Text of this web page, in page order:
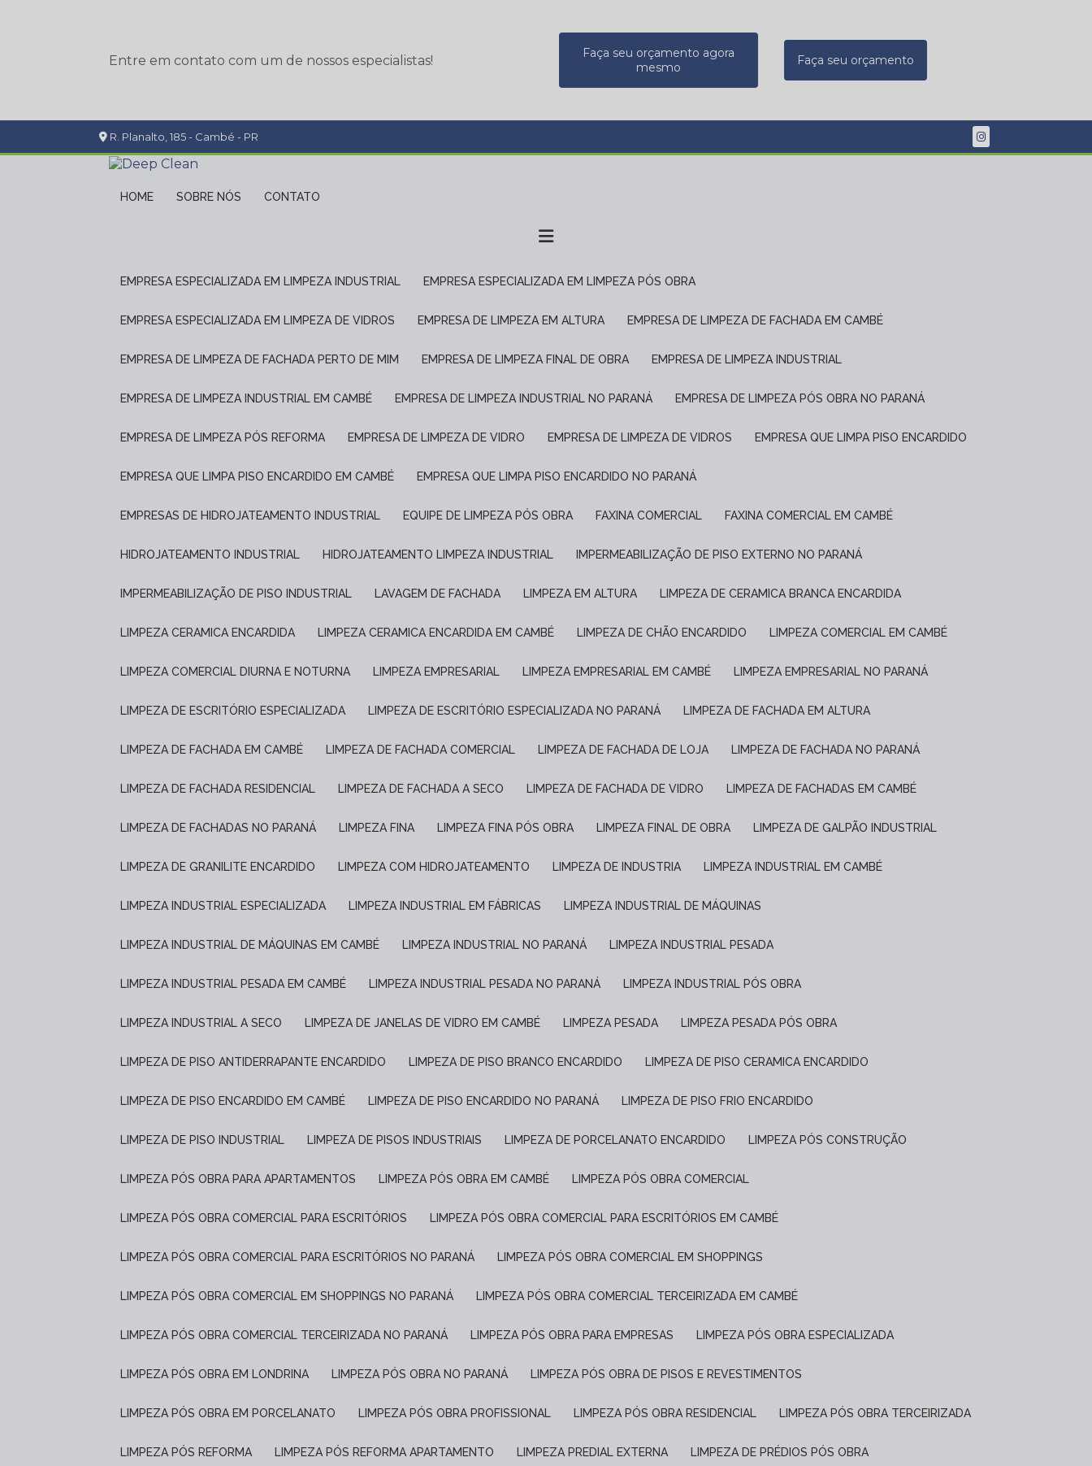
Entre em contato com um de nossos especialistas!
Faça seu orçamento agora
mesmo
Faça seu orçamento
R. Planalto, 185 - Cambé - PR
HOME SOBRE NÓS CONTATO
EMPRESA ESPECIALIZADA EM LIMPEZA INDUSTRIAL EMPRESA ESPECIALIZADA EM LIMPEZA PÓS OBRA
EMPRESA ESPECIALIZADA EM LIMPEZA DE VIDROS EMPRESA DE LIMPEZA EM ALTURA EMPRESA DE LIMPEZA DE FACHADA EM CAMBÉ
EMPRESA DE LIMPEZA DE FACHADA PERTO DE MIM EMPRESA DE LIMPEZA FINAL DE OBRA EMPRESA DE LIMPEZA INDUSTRIAL
EMPRESA DE LIMPEZA INDUSTRIAL EM CAMBÉ EMPRESA DE LIMPEZA INDUSTRIAL NO PARANÁ EMPRESA DE LIMPEZA PÓS OBRA NO PARANÁ
EMPRESA DE LIMPEZA PÓS REFORMA EMPRESA DE LIMPEZA DE VIDRO EMPRESA DE LIMPEZA DE VIDROS EMPRESA QUE LIMPA PISO ENCARDIDO
EMPRESA QUE LIMPA PISO ENCARDIDO EM CAMBÉ EMPRESA QUE LIMPA PISO ENCARDIDO NO PARANÁ
EMPRESAS DE HIDROJATEAMENTO INDUSTRIAL EQUIPE DE LIMPEZA PÓS OBRA FAXINA COMERCIAL FAXINA COMERCIAL EM CAMBÉ
HIDROJATEAMENTO INDUSTRIAL HIDROJATEAMENTO LIMPEZA INDUSTRIAL IMPERMEABILIZAÇÃO DE PISO EXTERNO NO PARANÁ
IMPERMEABILIZAÇÃO DE PISO INDUSTRIAL LAVAGEM DE FACHADA LIMPEZA EM ALTURA LIMPEZA DE CERAMICA BRANCA ENCARDIDA
LIMPEZA CERAMICA ENCARDIDA LIMPEZA CERAMICA ENCARDIDA EM CAMBÉ LIMPEZA DE CHÃO ENCARDIDO LIMPEZA COMERCIAL EM CAMBÉ
LIMPEZA COMERCIAL DIURNA E NOTURNA LIMPEZA EMPRESARIAL LIMPEZA EMPRESARIAL EM CAMBÉ LIMPEZA EMPRESARIAL NO PARANÁ
LIMPEZA DE ESCRITÓRIO ESPECIALIZADA LIMPEZA DE ESCRITÓRIO ESPECIALIZADA NO PARANÁ LIMPEZA DE FACHADA EM ALTURA
LIMPEZA DE FACHADA EM CAMBÉ LIMPEZA DE FACHADA COMERCIAL LIMPEZA DE FACHADA DE LOJA LIMPEZA DE FACHADA NO PARANÁ
LIMPEZA DE FACHADA RESIDENCIAL LIMPEZA DE FACHADA A SECO LIMPEZA DE FACHADA DE VIDRO LIMPEZA DE FACHADAS EM CAMBÉ
LIMPEZA DE FACHADAS NO PARANÁ LIMPEZA FINA LIMPEZA FINA PÓS OBRA LIMPEZA FINAL DE OBRA LIMPEZA DE GALPÃO INDUSTRIAL
LIMPEZA DE GRANILITE ENCARDIDO LIMPEZA COM HIDROJATEAMENTO LIMPEZA DE INDUSTRIA LIMPEZA INDUSTRIAL EM CAMBÉ
LIMPEZA INDUSTRIAL ESPECIALIZADA LIMPEZA INDUSTRIAL EM FÁBRICAS LIMPEZA INDUSTRIAL DE MÁQUINAS
LIMPEZA INDUSTRIAL DE MÁQUINAS EM CAMBÉ LIMPEZA INDUSTRIAL NO PARANÁ LIMPEZA INDUSTRIAL PESADA
LIMPEZA INDUSTRIAL PESADA EM CAMBÉ LIMPEZA INDUSTRIAL PESADA NO PARANÁ LIMPEZA INDUSTRIAL PÓS OBRA
LIMPEZA INDUSTRIAL A SECO LIMPEZA DE JANELAS DE VIDRO EM CAMBÉ LIMPEZA PESADA LIMPEZA PESADA PÓS OBRA
LIMPEZA DE PISO ANTIDERRAPANTE ENCARDIDO LIMPEZA DE PISO BRANCO ENCARDIDO LIMPEZA DE PISO CERAMICA ENCARDIDO
LIMPEZA DE PISO ENCARDIDO EM CAMBÉ LIMPEZA DE PISO ENCARDIDO NO PARANÁ LIMPEZA DE PISO FRIO ENCARDIDO
LIMPEZA DE PISO INDUSTRIAL LIMPEZA DE PISOS INDUSTRIAIS LIMPEZA DE PORCELANATO ENCARDIDO LIMPEZA PÓS CONSTRUÇÃO
LIMPEZA PÓS OBRA PARA APARTAMENTOS LIMPEZA PÓS OBRA EM CAMBÉ LIMPEZA PÓS OBRA COMERCIAL
LIMPEZA PÓS OBRA COMERCIAL PARA ESCRITÓRIOS LIMPEZA PÓS OBRA COMERCIAL PARA ESCRITÓRIOS EM CAMBÉ
LIMPEZA PÓS OBRA COMERCIAL PARA ESCRITÓRIOS NO PARANÁ LIMPEZA PÓS OBRA COMERCIAL EM SHOPPINGS
LIMPEZA PÓS OBRA COMERCIAL EM SHOPPINGS NO PARANÁ LIMPEZA PÓS OBRA COMERCIAL TERCEIRIZADA EM CAMBÉ
LIMPEZA PÓS OBRA COMERCIAL TERCEIRIZADA NO PARANÁ LIMPEZA PÓS OBRA PARA EMPRESAS LIMPEZA PÓS OBRA ESPECIALIZADA
LIMPEZA PÓS OBRA EM LONDRINA LIMPEZA PÓS OBRA NO PARANÁ LIMPEZA PÓS OBRA DE PISOS E REVESTIMENTOS
LIMPEZA PÓS OBRA EM PORCELANATO LIMPEZA PÓS OBRA PROFISSIONAL LIMPEZA PÓS OBRA RESIDENCIAL LIMPEZA PÓS OBRA TERCEIRIZADA
LIMPEZA PÓS REFORMA LIMPEZA PÓS REFORMA APARTAMENTO LIMPEZA PREDIAL EXTERNA LIMPEZA DE PRÉDIOS PÓS OBRA